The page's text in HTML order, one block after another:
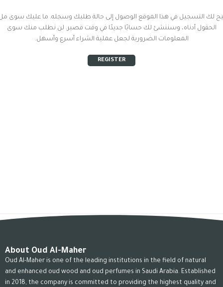
لك التسجيل في هذا الموقع الوصول إلى حالة طلبك وسجله. ما عليك سوى
الحقول أدناه، وسننشئ لك حسابًا جديدًا في وقت قصير. لن نطلب منك سوى
المعلومات الضرورية لجعل عملية الشراء أسرع وأسهل.
REGISTER
About Oud Al-Maher
Oud Al-Maher is one of the leading institutions in the field of natural
and enhanced oud wood and oud perfumes in Saudi Arabia. Established
in 2018, the company is committed to providing the highest quality and